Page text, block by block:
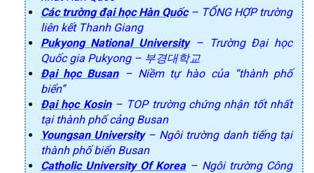
Các trường đại học Hàn Quốc– TỔNG HỢP trường
liên kết Thanh Giang
Pukyong National University– Trường Đại học
Quốc gia Pukyong – 부경대학교
Đại học Busan– Niềm tự hào của “thành phố
biển”
Đại học Kosin– TOP trường chứng nhận tốt nhất
tại thành phố cảng Busan
Youngsan University– Ngôi trường danh tiếng tại
thành phố biển Busan
Catholic University Of Korea– Ngôi trường Công